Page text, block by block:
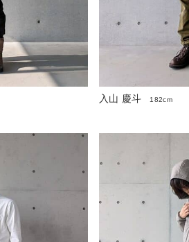
入山 慶斗 182cm